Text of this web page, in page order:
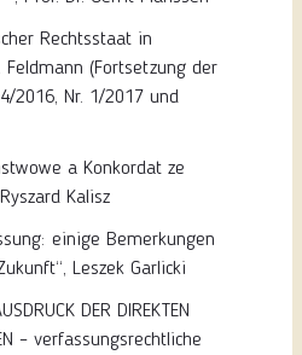
Rechtsstaat in
Feldmann (Fortsetzung der
2016, Nr. 1/2017 und
a Konkordat ze
Kalisz
einige Bemerkungen
Leszek Garlicki
DER DIREKTEN
– verfassungsrechtliche